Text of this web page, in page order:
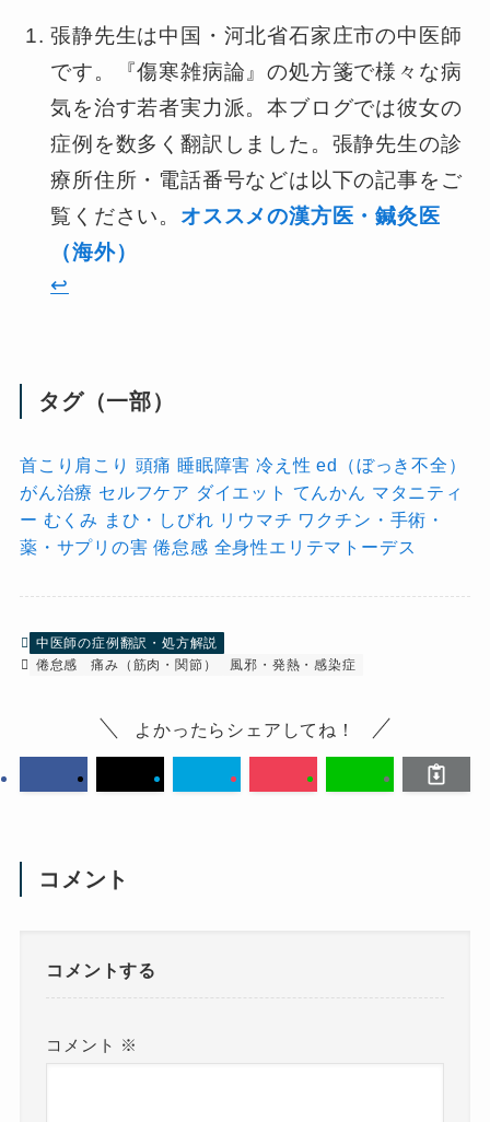
張静先生は中国・河北省石家庄市の中医師
です。『傷寒雑病論』の処方箋で様々な病
気を治す若者実力派。本ブログでは彼女の
症例を数多く翻訳しました。張静先生の診
療所住所・電話番号などは以下の記事をご
覧ください。 オススメの漢方医・鍼灸医
（海外）
↩︎
タグ（一部）
首こり肩こり 頭痛 睡眠障害 冷え性 ed（ぼっき不全）
がん治療 セルフケア ダイエット てんかん マタニティ
ー むくみ まひ・しびれ リウマチ ワクチン・手術・
薬・サプリの害 倦怠感 全身性エリテマトーデス
中医師の症例翻訳・処方解説
倦怠感
痛み（筋肉・関節） 風邪・発熱・感染症
よかったらシェアしてね！
コメント
コメントする
コメント ※